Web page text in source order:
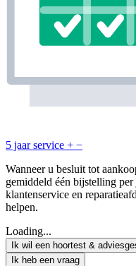
5 jaar service + −
Wanneer u besluit tot
gemiddeld één bijstelling
klantenservice en
helpen.
Loading...
Ik wil een hoortest &
Ik heb een vraag